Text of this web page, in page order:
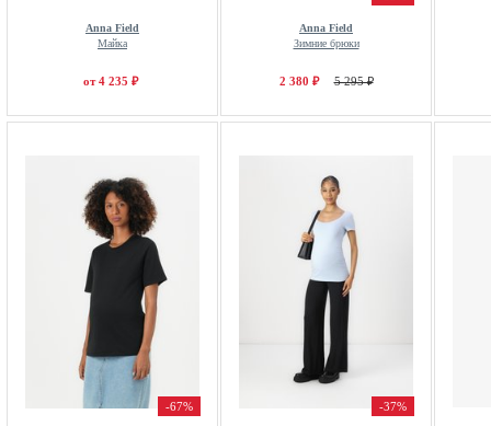
Anna Field
Майка
от 4 235 ₽
Anna Field
Зимние брюки
2 380 ₽ 5 295 ₽
-67% -37%